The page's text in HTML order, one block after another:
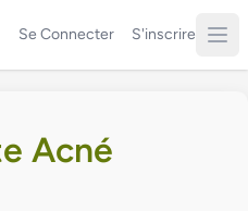
Se Connecter S'inscrire
Acné